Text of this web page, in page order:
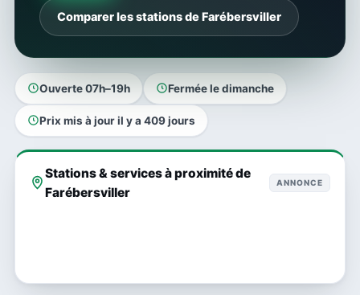
Comparer les stations de Farébersviller
Ouverte 07h–19h Fermée le dimanche
Prix mis à jour il y a 409 jours
Stations & services à proximité de
Farébersviller
ANNONCE